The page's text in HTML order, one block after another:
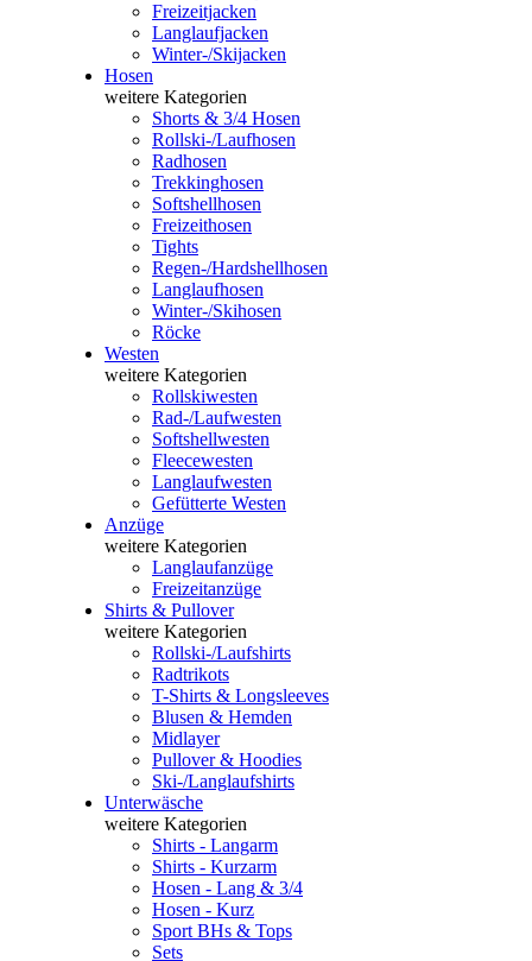
Freizeitjacken
Langlaufjacken
Winter-/Skijacken
Hosen
weitere Kategorien
Shorts & 3/4 Hosen
Rollski-/Laufhosen
Radhosen
Trekkinghosen
Softshellhosen
Freizeithosen
Tights
Regen-/Hardshellhosen
Langlaufhosen
Winter-/Skihosen
Röcke
Westen
weitere Kategorien
Rollskiwesten
Rad-/Laufwesten
Softshellwesten
Fleecewesten
Langlaufwesten
Gefütterte Westen
Anzüge
weitere Kategorien
Langlaufanzüge
Freizeitanzüge
Shirts & Pullover
weitere Kategorien
Rollski-/Laufshirts
Radtrikots
T-Shirts & Longsleeves
Blusen & Hemden
Midlayer
Pullover & Hoodies
Ski-/Langlaufshirts
Unterwäsche
weitere Kategorien
Shirts - Langarm
Shirts - Kurzarm
Hosen - Lang & 3/4
Hosen - Kurz
Sport BHs & Tops
Sets